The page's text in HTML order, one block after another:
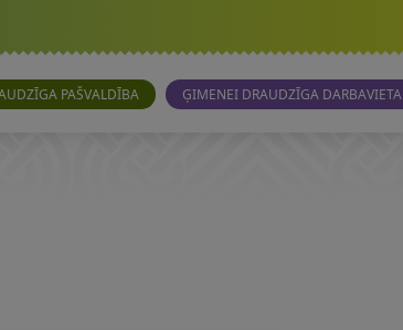
PAŠVALDĪBA ĢIMENEI DRAUDZĪGA DARBAVIETA